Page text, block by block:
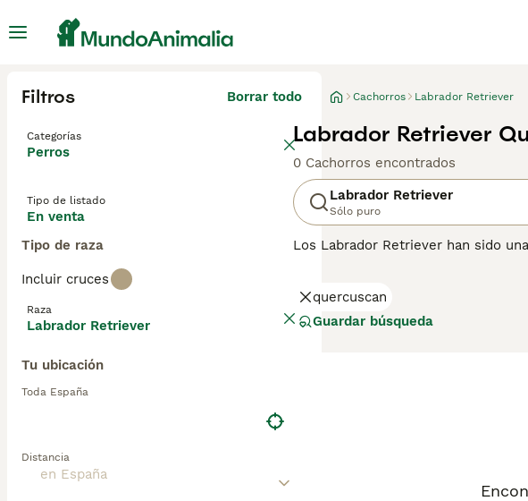
Filtros Borrar todo
Categorías
Perros
Tipo de listado
En venta
Tipo de raza
Incluir cruces
Raza
Labrador Retriever
Tu ubicación
Toda España
Distancia
Cachorros Labrador Retriever
Labrador Retriever
0 Cachorros encontrados
Labrador Retriever
Sólo puro
Los Labrador Retriever han sido
trabajando junto a sus dueños en el
quercuscan
Guardar búsqueda